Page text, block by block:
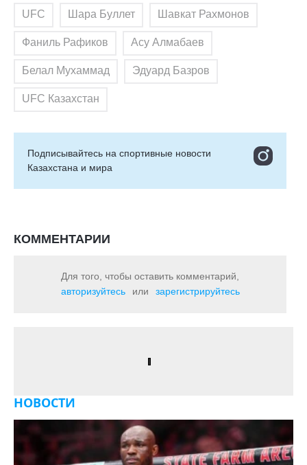
UFC Шара Буллет Шавкат Рахмонов
Фаниль Рафиков Асу Алмабаев
Белал Мухаммад Эдуард Базров
UFC Казахстан
Подписывайтесь на cпортивные новости
Казахстана и мира
КОММЕНТАРИИ
Для того, чтобы оставить комментарий,
авторизуйтесь
или зарегистрируйтесь
НОВОСТИ